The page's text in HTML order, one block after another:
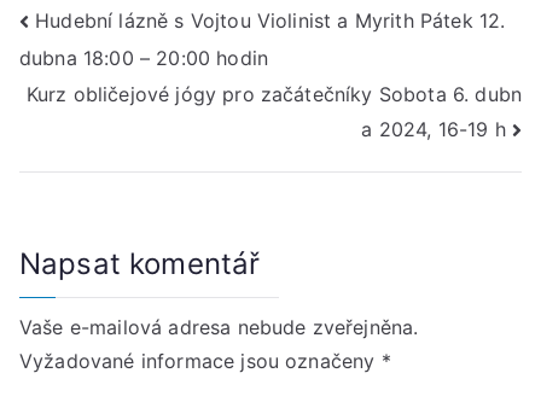
Navigace
pro
Hudební lázně s Vojtou Violinist a Myrith Pátek 12.
dubna 18:00 – 20:00 hodin
Kurz obličejové jógy pro začátečníky Sobota 6. dubn
a 2024, 16-19 h
Napsat komentář
Vaše e-mailová adresa nebude zveřejněna.
Vyžadované informace jsou označeny *